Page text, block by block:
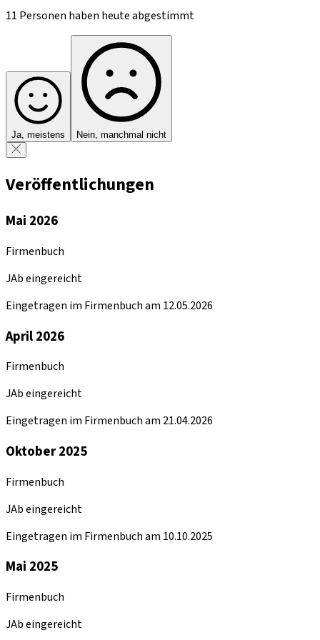
11 Personen haben heute abgestimmt
Ja, meistens Nein, manchmal nicht
Veröffentlichungen
Mai 2026
Firmenbuch
JAb eingereicht
Eingetragen im Firmenbuch am 12.05.2026
April 2026
Firmenbuch
JAb eingereicht
Eingetragen im Firmenbuch am 21.04.2026
Oktober 2025
Firmenbuch
JAb eingereicht
Eingetragen im Firmenbuch am 10.10.2025
Mai 2025
Firmenbuch
JAb eingereicht